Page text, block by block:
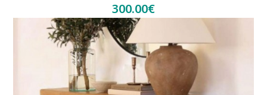
300.00€